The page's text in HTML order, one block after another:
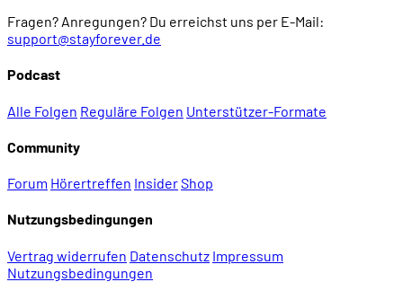
Fragen? Anregungen? Du erreichst uns per E-Mail:
support@stayforever.de
Podcast
Alle Folgen Reguläre Folgen Unterstützer-Formate
Community
Forum Hörertreffen InsiderShop
Nutzungsbedingungen
Vertrag widerrufen Datenschutz Impressum
Nutzungsbedingungen